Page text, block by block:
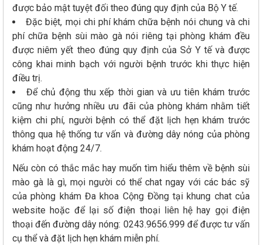
được bảo mật tuyệt đối theo đúng quy định của Bộ Y tế.
Đặc biệt, mọi chi phí khám chữa bệnh nói chung và chi
phí chữa bệnh sùi mào gà nói riêng tại phòng khám đều
được niêm yết theo đúng quy định của Sở Y tế và được
công khai minh bạch với người bệnh trước khi thực hiện
điều trị.
Để chủ động thu xếp thời gian và ưu tiên khám trước
cũng như hưởng nhiều ưu đãi của phòng khám nhằm tiết
kiệm chi phí, người bệnh có thể đặt lịch hẹn khám trước
thông qua hệ thống tư vấn và đường dây nóng của phòng
khám hoạt động 24/7.
Nếu còn có thắc mắc hay muốn tìm hiểu thêm về bệnh sùi
mào gà là gì, mọi người có thể chat ngay với các bác sỹ
của phòng khám Đa khoa Cộng Đồng tại khung chat của
website hoặc để lại số điện thoại liên hệ hay gọi điện
thoại đến đường dây nóng: 0243.9656.999 để được tư vấn
cụ thể và đặt lịch hẹn khám miễn phí.